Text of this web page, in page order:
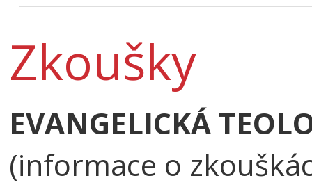
Zkoušky
EVANGELICKÁ
(informace o